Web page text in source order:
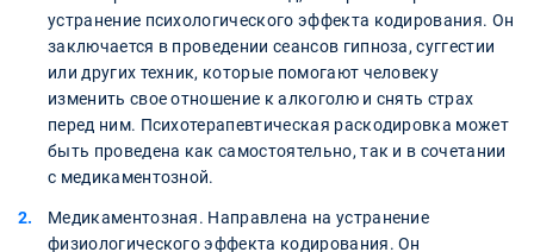
устранение психологического эффекта кодирования. Он
заключается в проведении сеансов гипноза, суггестии
или других техник, которые помогают человеку
изменить свое отношение к алкоголю и снять страх
перед ним. Психотерапевтическая раскодировка может
быть проведена как самостоятельно, так и в сочетании
с медикаментозной.
Медикаментозная. Направлена на устранение
физиологического эффекта кодирования. Он